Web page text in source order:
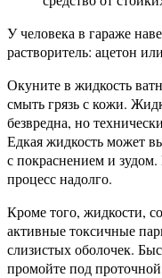
У человека в гараже
растворитель: ацетон
Окуните в жидкость
смыть грязь с кожи.
безвредна, но
Едкая жидкость может
с покраснением и зудом.
процесс надолго.
Кроме того, жидкости,
активные токсичные
слизистых оболочек.
промойте под